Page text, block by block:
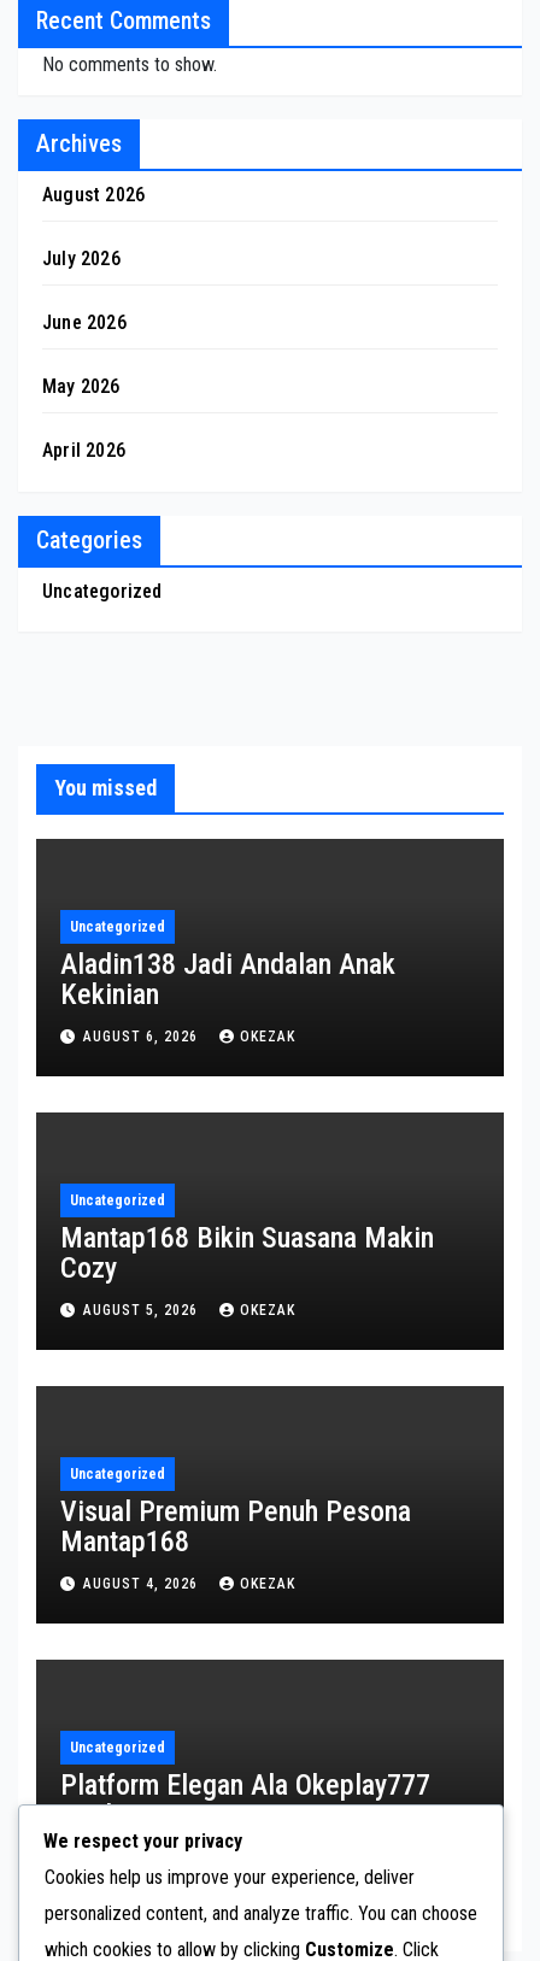
Recent Comments
No comments to show.
Archives
August 2026
July 2026
June 2026
May 2026
April 2026
Categories
Uncategorized
You missed
Uncategorized
Aladin138 Jadi Andalan Anak
Kekinian
AUGUST 6, 2026 OKEZAK
Uncategorized
Mantap168 Bikin Suasana Makin
Cozy
AUGUST 5, 2026 OKEZAK
Uncategorized
Visual Premium Penuh Pesona
Mantap168
AUGUST 4, 2026 OKEZAK
Uncategorized
Platform Elegan Ala Okeplay777
Modern
We respect your privacy
Cookies help us improve your experience, deliver
personalized content, and analyze traffic. You can choose
which cookies to allow by clicking Customize. Click